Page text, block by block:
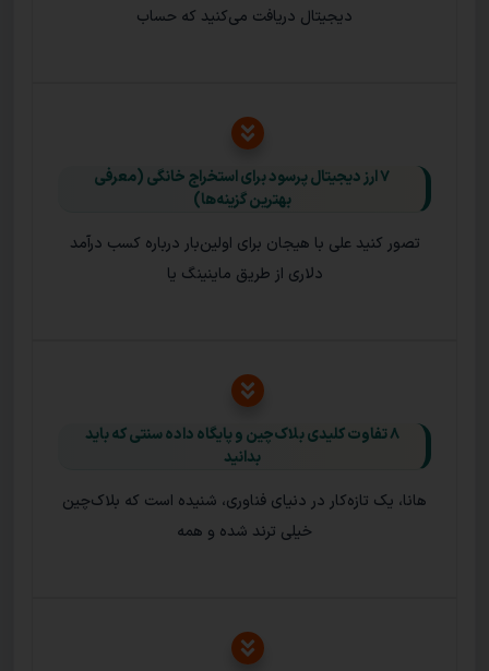
دیجیتال دریافت می‌کنید که حساب
۷ ارز دیجیتال پرسود برای استخراج خانگی (معرفی
بهترین گزینه‌ها)
تصور کنید علی با هیجان برای اولین‌بار درباره کسب درآمد
دلاری از طریق ماینینگ یا
۸ تفاوت کلیدی بلاک‌چین و پایگاه‌ داده سنتی که باید
بدانید
هانا، یک تازه‌کار در دنیای فناوری، شنیده است که بلاک‌چین
خیلی ترند شده و همه